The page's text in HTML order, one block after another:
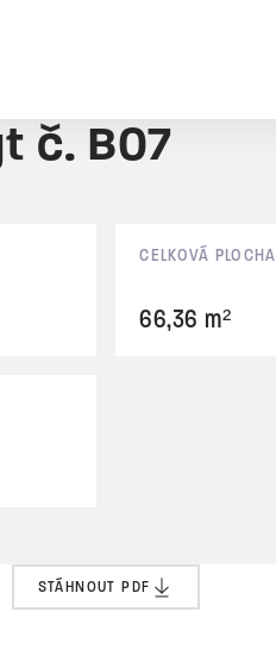
č. B07
CELKOVÁ PLOCHA
66,36 m²
STÁHNOUT PDF